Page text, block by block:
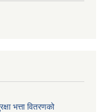
भत्ता वितरणको